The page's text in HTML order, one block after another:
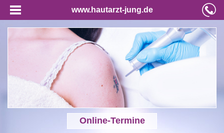
www.hautarzt-jung.de
Online-Termine